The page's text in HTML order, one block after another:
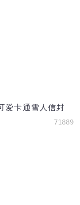
爱卡通雪人信封
71889